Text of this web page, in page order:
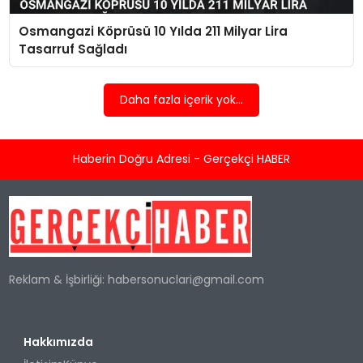
SPOR
Osmangazi Köprüsü 10 Yılda 211 Milyar Lira
Tasarruf Sağladı
Daha fazla içerik yok...
Haberin Doğru Adresi - Gerçekçi HABER
Reklam & İşbirliği:habersonuclari@gmail.com
Hakkımızda